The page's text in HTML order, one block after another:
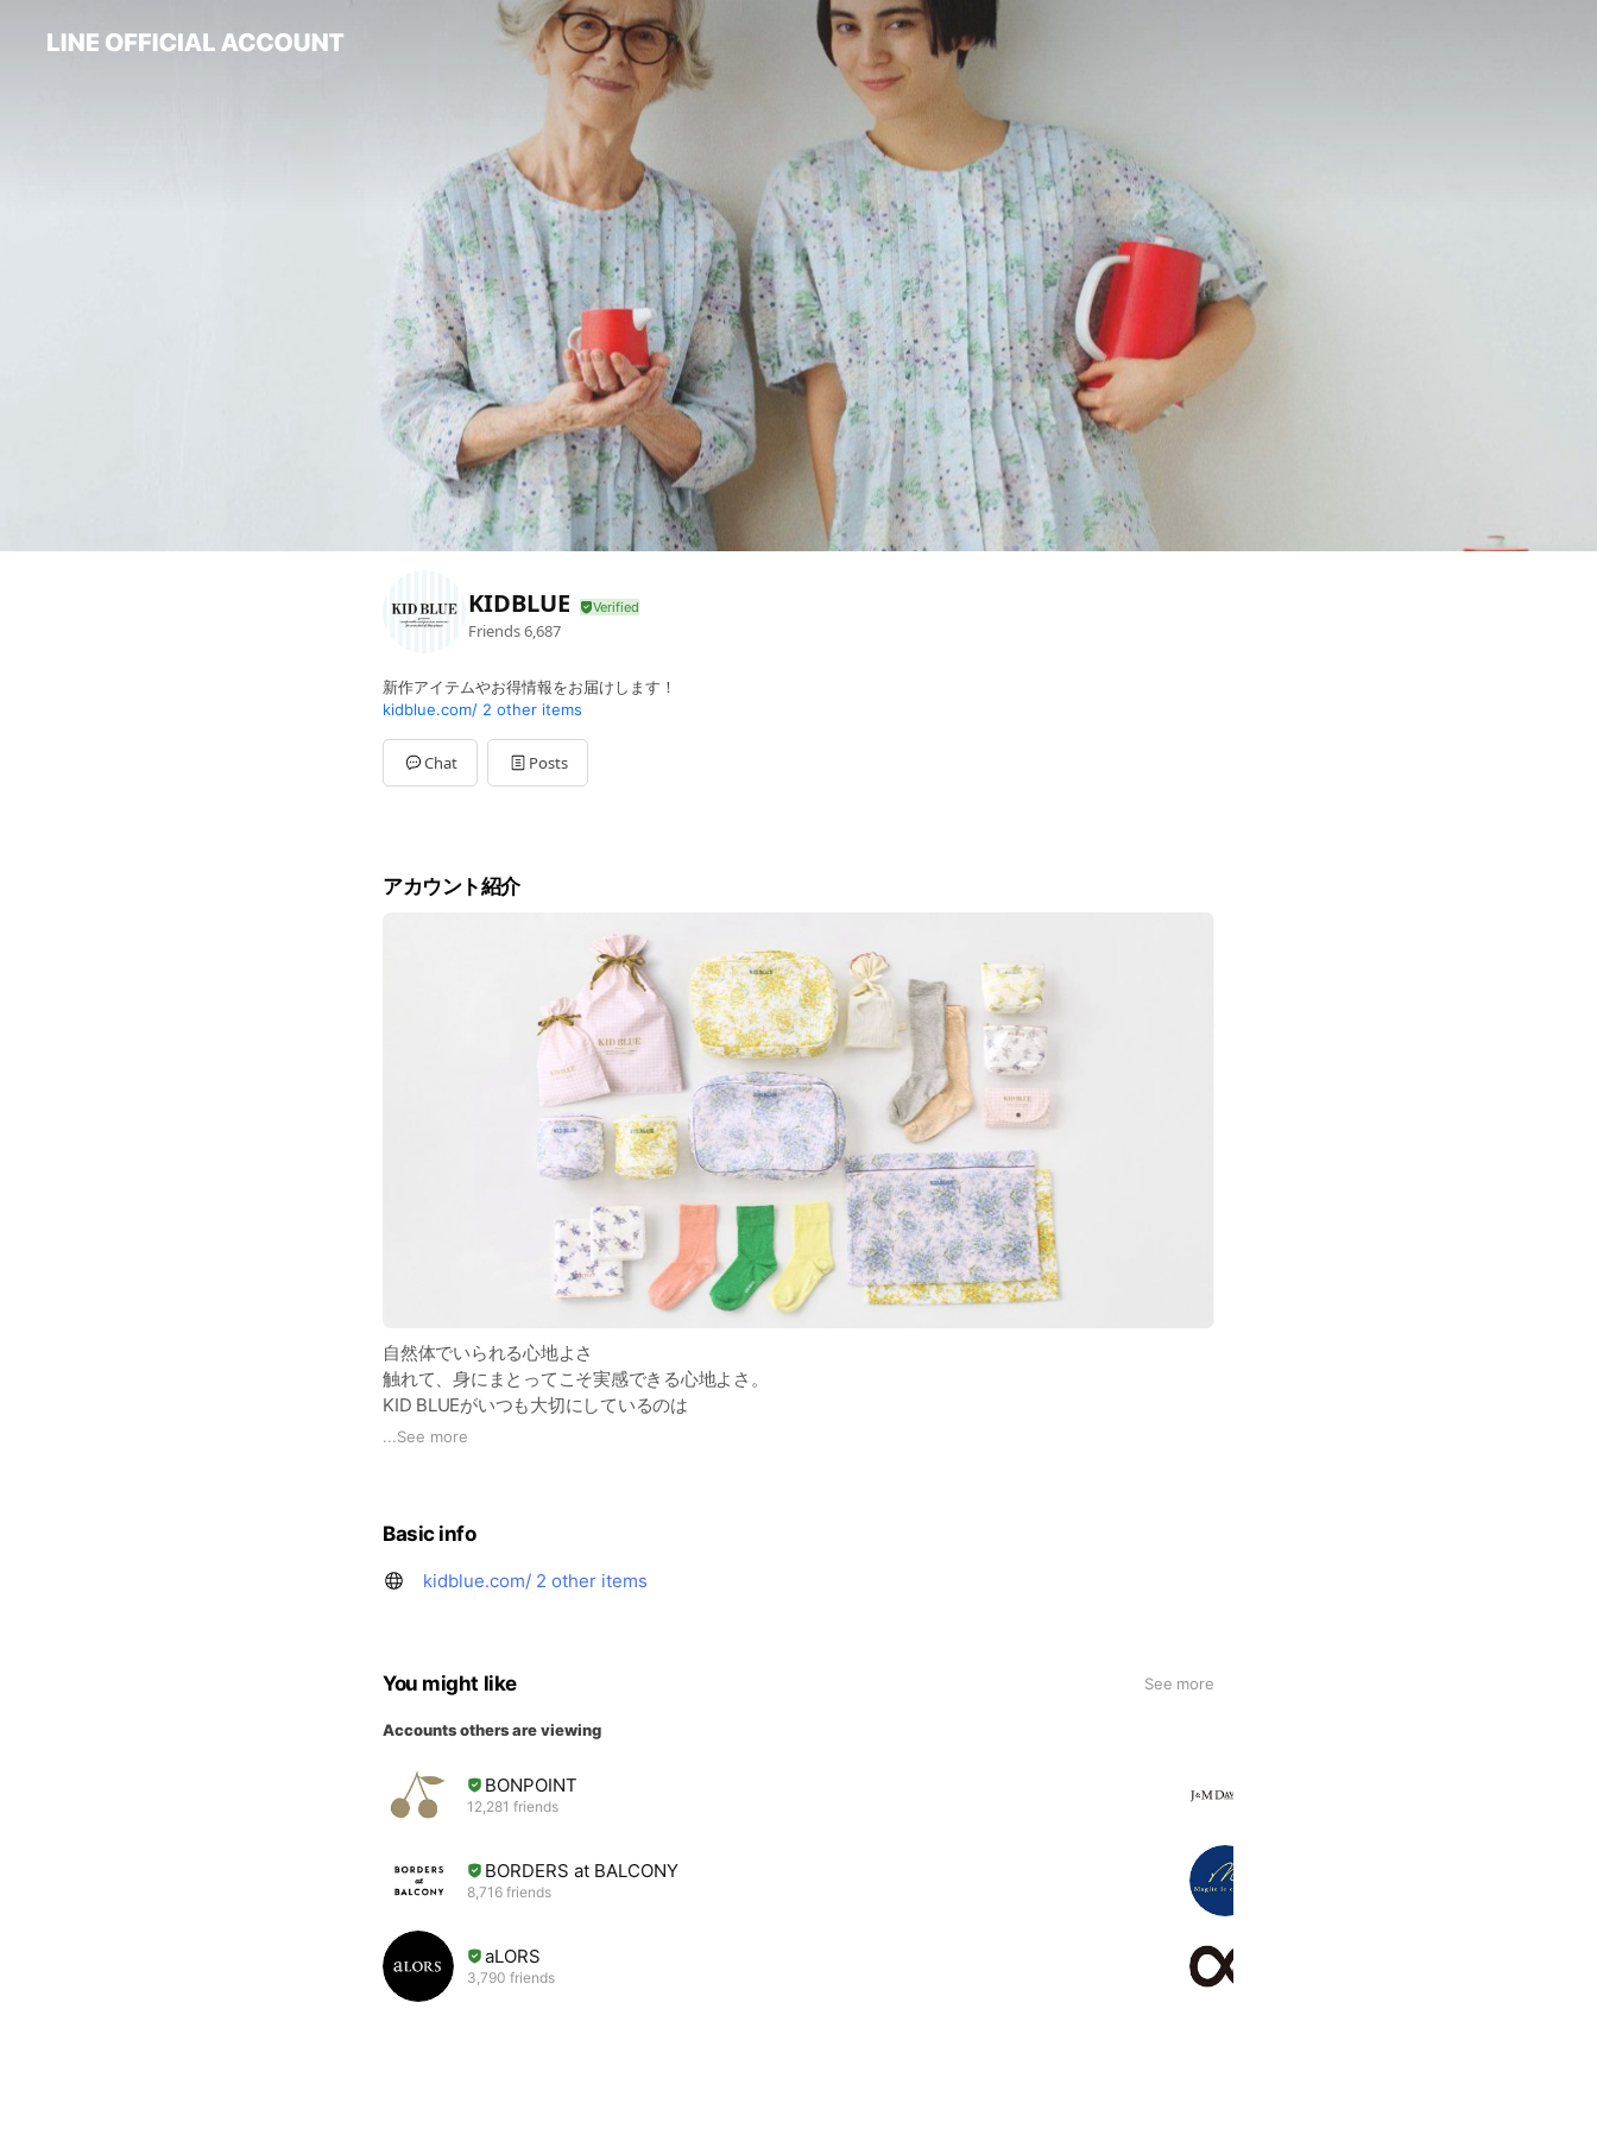
KIDBLUE
Friends6,687
新作アイテムやお得情報をお届けします！
kidblue.com/ 2 other items
Chat Posts
アカウント紹介
自然体でいられる心地よさ
触れて、身にまとってこそ実感できる心地よさ。
KID BLUEがいつも大切にしているのは
コットンをはじめ、天然素材ならではのやさしい肌あたり
...See more
Basic info
kidblue.com/ 2 other items
You might like See more
Accounts others are viewing
BONPOINT
12,281 friends
BORDERS at BALCONY
8,716 friends
aLORS
3,790 friends